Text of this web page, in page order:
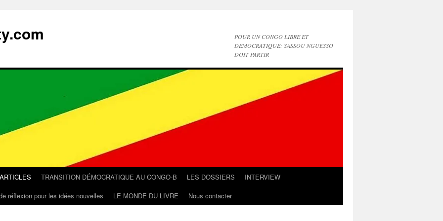
POUR UN CONGO LIBRE ET
DEMOCRATIQUE: SASSOU NGUESSO
DOIT PARTIR
TRANSITION DÉMOCRATIQUE AU CONGO-B LES DOSSIERS
INTERVIEW
réflexion pour les idées nouvelles LE MONDE DU LIVRE Nous contacter